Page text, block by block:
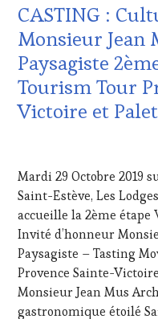
SAINTE-
VICTOIRE ,
SPOT
BY
TASTING
MOVIE,
VIGNOBLES
WINE
WINE
TOURISM
FAME,
WINE
TOURISM
TOUR,
WINE
TOURISM
TOUR
MOVIE,
TOURISME
EDITION
LES
CLÉS
DU
VIN
ET
GASTRONOMIE
FRANÇAISE,
FAMOUS
GUEST,
INVITATIONS
&
DÉGUSTATIONS,
WINE
CASTING :
Monsieur Jean
Paysagiste
Tourism Tour
Victoire et
2019
Mardi 29 Octobre 2019
Saint-Estève, Les
accueille la 2ème
Invité d’honneur
Paysagiste – Tasting
Provence Sainte-
Monsieur Jean Mus
gastronomique étoilé